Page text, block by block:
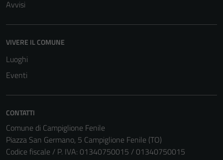
Avvisi
VIVERE IL COMUNE
Luoghi
Eventi
CONTATTI
Comune di Campiglione Fenile
Piazza San Germano, 5 Campiglione Fenile (TO)
Codice fiscale / P. IVA: 01340750015 / 01340750015